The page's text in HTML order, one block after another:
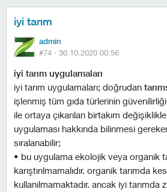
i̇yi tarım
admin
#74 · 30.10.2020 00:56
i̇yi tarım uygulamaları
i̇yi tarım uygulamaları; doğrudan
işlenmiş tüm gıda türlerinin
ile ortaya çıkarılan birtakım
uygulaması hakkında bilinmesi
sıralanabilir;
• bu uygulama ekolojik veya organik
karıştırılmamalıdır. organik tarımda
kullanılmamaktadır. ancak iyi tarımda